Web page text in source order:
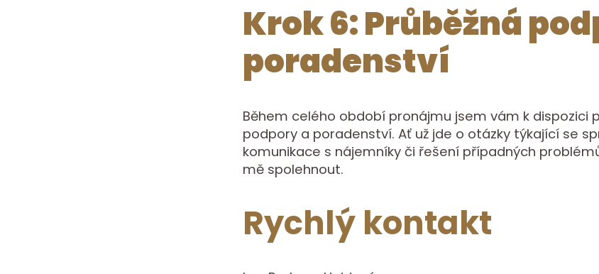
Krok 6: Průběžná
poradenství
Během celého období pronájmu jsem vám k dispozici
podpory a poradenství. Ať už jde o otázky týkající se
komunikace s nájemníky či řešení případných
mě spolehnout.
Rychlý kontakt